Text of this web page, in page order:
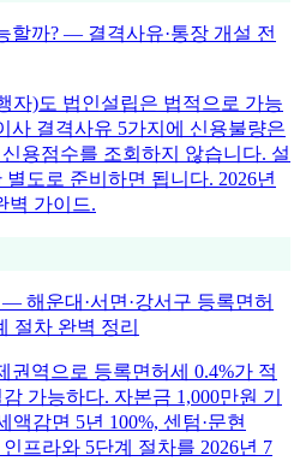
할까? — 결격사유·통장 개설 전
자)도 법인설립은 법적으로 가능
사 결격사유 5가지에 신용불량은
용점수를 조회하지 않습니다. 설
도로 준비하면 됩니다. 2026년
벽 가이드.
해운대·서면·강서구 등록면허
절차 완벽 정리
권역으로 등록면허세 0.4%가 적
가능하다. 자본금 1,000만원 기
액감면 5년 100%, 센텀·문현
프라와 5단계 절차를 2026년 7